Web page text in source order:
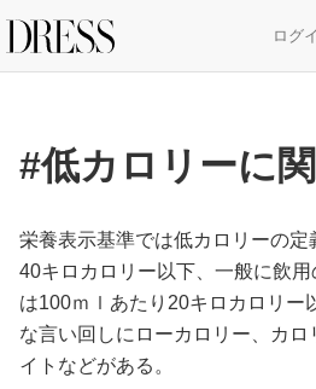
ログ
特集記事
DRESS部活
ライフスタイル
#低カロリーに
栄養表示基準では低カロリーの定
40キロカロリー以下、一般に飲
は100ｍｌあたり20キロカロリー
な言い回しにローカロリー、カ
イトなどがある。